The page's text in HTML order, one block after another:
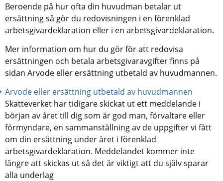
Beroende på hur ofta din huvudman betalar ut
ersättning så gör du redovisningen i en förenklad
arbetsgivardeklaration eller i en arbetsgivardeklaration.
Mer information om hur du gör för att redovisa
ersättningen och betala arbetsgivaravgifter finns på
sidan Arvode eller ersättning utbetald av huvudmannen.
Arvode eller ersättning utbetald av huvudmannen
Skatteverket har tidigare skickat ut ett meddelande i
början av året till dig som är god man, förvaltare eller
förmyndare, en sammanställning av de uppgifter vi fått
om din ersättning under året i förenklad
arbetsgivardeklaration. Meddelandet kommer inte
längre att skickas ut så det är viktigt att du själv sparar
alla underlag